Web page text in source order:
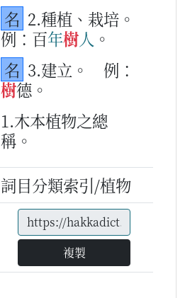
名 2.種植、栽培。
例：百年樹人 。
名 3.建立。
例：
樹德。
1.木本植物之總
稱。
詞目分類索引/植物
複製